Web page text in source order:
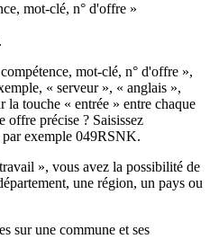
mot-clé, n° d'offre »
mot-clé, n° d'offre »,
« serveur », « anglais »,
la touche « entrée » entre chaque
offre précise ? Saisissez
par exemple 049RSNK.
», vous avez la possibilité de
une région, un pays ou
sur une commune et ses